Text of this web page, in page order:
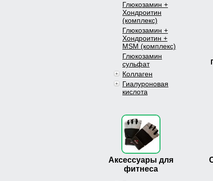
Глюкозамин +
Хондроитин
(комплекс)
Глюкозамин +
Хондроитин +
MSM (комплекс)
Глюкозамин
сульфат
Коллаген
Гиалуроновая
кислота
Аксессуары для
фитнеса